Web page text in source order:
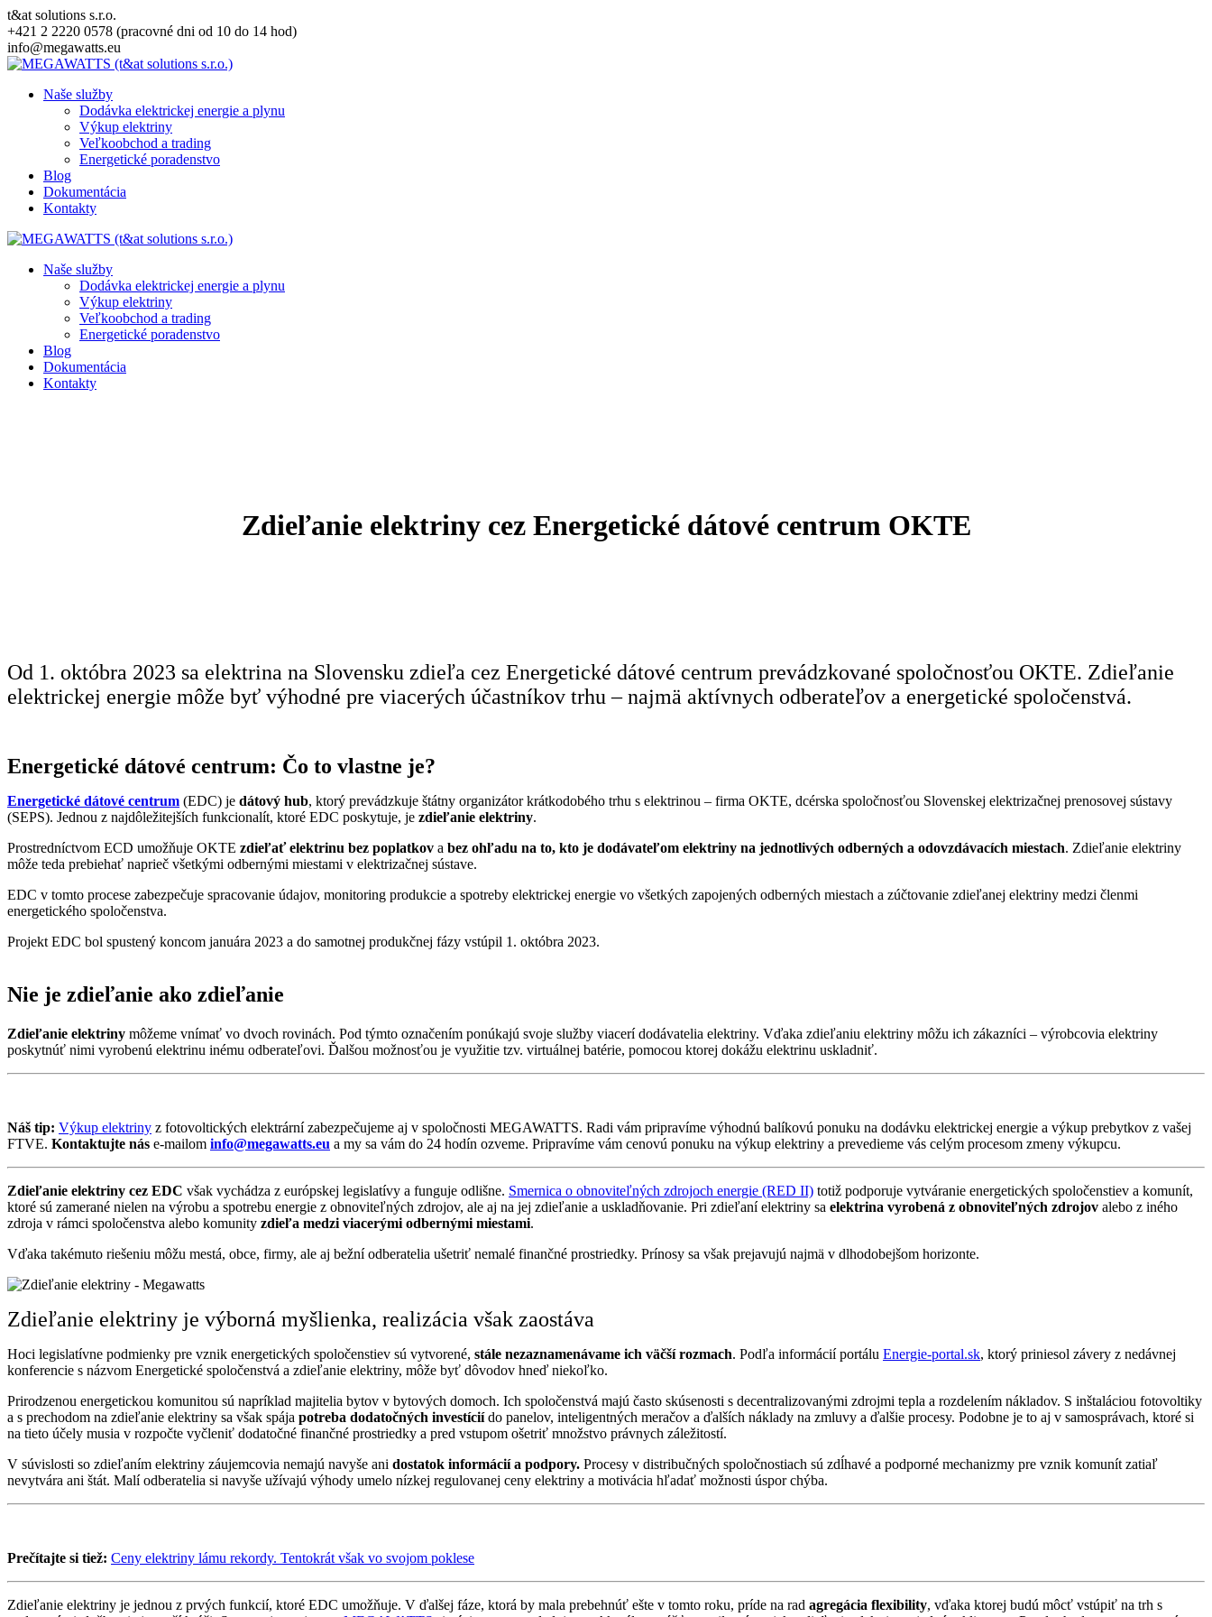
Skip
to
content
t&at solutions s.r.o.
+421 2 2220 0578 (pracovné dni od 10 do 14 hod)
info@megawatts.eu
Naše služby
Dodávka elektrickej energie a plynu
Výkup elektriny
Veľkoobchod a trading
Energetické poradenstvo
Blog
Dokumentácia
Kontakty
Naše služby
Dodávka elektrickej energie a plynu
Výkup elektriny
Veľkoobchod a trading
Energetické poradenstvo
Blog
Dokumentácia
Kontakty
Zdieľanie elektriny cez Energetické dátové centrum OKTE
Od 1. októbra 2023 sa elektrina na Slovensku zdieľa cez Energetické dátové centrum prevádzkované spoločnosťou OKTE. Zdieľanie
elektrickej energie môže byť výhodné pre viacerých účastníkov trhu – najmä aktívnych odberateľov a energetické spoločenstvá.
Energetické dátové centrum: Čo to vlastne je?
Energetické dátové centrum (EDC) je dátový hub, ktorý prevádzkuje štátny organizátor krátkodobého trhu s elektrinou – firma OKTE, dcérska spoločnosťou Slovenskej elektrizačnej prenosovej sústavy
(SEPS). Jednou z najdôležitejších funkcionalít, ktoré EDC poskytuje, je zdieľanie elektriny.
Prostredníctvom ECD umožňuje OKTE zdieľať elektrinu bez poplatkov a bez ohľadu na to, kto je dodávateľom elektriny na jednotlivých odberných a odovzdávacích miestach. Zdieľanie elektriny
môže teda prebiehať naprieč všetkými odbernými miestami v elektrizačnej sústave.
EDC v tomto procese zabezpečuje spracovanie údajov, monitoring produkcie a spotreby elektrickej energie vo všetkých zapojených odberných miestach a zúčtovanie zdieľanej elektriny medzi členmi
energetického spoločenstva.
Projekt EDC bol spustený koncom januára 2023 a do samotnej produkčnej fázy vstúpil 1. októbra 2023.
Nie je zdieľanie ako zdieľanie
Zdieľanie elektriny môžeme vnímať vo dvoch rovinách. Pod týmto označením ponúkajú svoje služby viacerí dodávatelia elektriny. Vďaka zdieľaniu elektriny môžu ich zákazníci – výrobcovia elektriny
poskytnúť nimi vyrobenú elektrinu inému odberateľovi. Ďalšou možnosťou je využitie tzv. virtuálnej batérie, pomocou ktorej dokážu elektrinu uskladniť.
Náš tip: Výkup elektriny z fotovoltických elektrární zabezpečujeme aj v spoločnosti MEGAWATTS. Radi vám pripravíme výhodnú balíkovú ponuku na dodávku elektrickej energie a výkup prebytkov z vašej
FTVE. Kontaktujte nás e-mailom info@megawatts.eu a my sa vám do 24 hodín ozveme. Pripravíme vám cenovú ponuku na výkup elektriny a prevedieme vás celým procesom zmeny výkupcu.
Zdieľanie elektriny cez EDC však vychádza z európskej legislatívy a funguje odlišne. Smernica o obnoviteľných zdrojoch energie (RED II) totiž podporuje vytváranie energetických spoločenstiev a komunít,
ktoré sú zamerané nielen na výrobu a spotrebu energie z obnoviteľných zdrojov, ale aj na jej zdieľanie a uskladňovanie. Pri zdieľaní elektriny sa elektrina vyrobená z obnoviteľných zdrojov alebo z iného
zdroja v rámci spoločenstva alebo komunity zdieľa medzi viacerými odbernými miestami.
Vďaka takémuto riešeniu môžu mestá, obce, firmy, ale aj bežní odberatelia ušetriť nemalé finančné prostriedky. Prínosy sa však prejavujú najmä v dlhodobejšom horizonte.
Zdieľanie elektriny je výborná myšlienka, realizácia však zaostáva
Hoci legislatívne podmienky pre vznik energetických spoločenstiev sú vytvorené, stále nezaznamenávame ich väčší rozmach. Podľa informácií portálu Energie-portal.sk, ktorý priniesol závery z nedávnej
konferencie s názvom Energetické spoločenstvá a zdieľanie elektriny, môže byť dôvodov hneď niekoľko.
Prirodzenou energetickou komunitou sú napríklad majitelia bytov v bytových domoch. Ich spoločenstvá majú často skúsenosti s decentralizovanými zdrojmi tepla a rozdelením nákladov. S inštaláciou fotovoltiky
a s prechodom na zdieľanie elektriny sa však spája potreba dodatočných investíciído panelov, inteligentných meračov a ďalších náklady na zmluvy a ďalšie procesy. Podobne je to aj v samosprávach, ktoré si
na tieto účely musia v rozpočte vyčleniť dodatočné finančné prostriedky a pred vstupom ošetriť množstvo právnych záležitostí.
V súvislosti so zdieľaním elektriny záujemcovia nemajú navyše ani dostatok informácií a podpory. Procesy v distribučných spoločnostiach sú zdĺhavé a podporné mechanizmy pre vznik komunít zatiaľ
nevytvára ani štát. Malí odberatelia si navyše užívajú výhody umelo nízkej regulovanej ceny elektriny a motivácia hľadať možnosti úspor chýba.
Prečítajte si tiež: Ceny elektriny lámu rekordy. Tentokrát však vo svojom poklese
Zdieľanie elektriny je jednou z prvých funkcií, ktoré EDC umožňuje. V ďalšej fáze, ktorá by mala prebehnúť ešte v tomto roku, príde na rad agregácia flexibility, vďaka ktorej budú môcť vstúpiť na trh s